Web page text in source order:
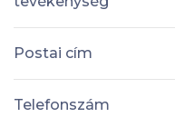
Postai cím
Telefonszám